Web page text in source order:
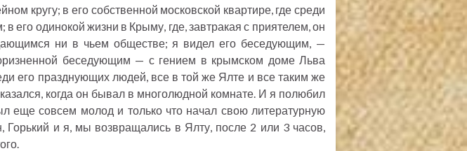
кругу; в его собственной московской квартире, где среди
в его одинокой жизни в Крыму, где, завтракая с приятелем, он
ни в чьем обществе; я видел его беседующим, —
беседующим — с гением в крымском доме Льва
его празднующих людей, все в той же Ялте и все таким же
когда он бывал в многолюдной комнате. И я полюбил
еще совсем молод и только что начал свою литературную
Горький и я, мы возвращались в Ялту, после 2 или 3 часов,